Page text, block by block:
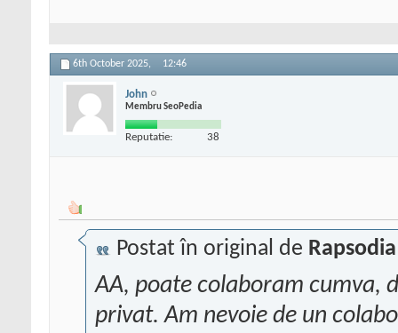
6th October 2025, 12:46
John
Membru SeoPedia
Reputatie: 38
Postat în original de Rapsodia
AA, poate colaboram cumva,
privat. Am nevoie de un